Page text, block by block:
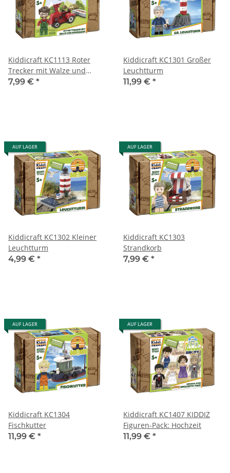
Kiddicraft KC1113 Roter
Trecker mit Walze und
Mähbalken
7,99 € *
Kiddicraft KC1301 Großer
Leuchtturm
11,99 € *
AUF LAGER
Kiddicraft KC1302 Kleiner
Leuchtturm
4,99 € *
AUF LAGER
Kiddicraft KC1303
Strandkorb
7,99 € *
AUF LAGER
Kiddicraft KC1304
Fischkutter
11,99 € *
AUF LAGER
Kiddicraft KC1407 KIDDIZ
Figuren-Pack: Hochzeit
11,99 € *